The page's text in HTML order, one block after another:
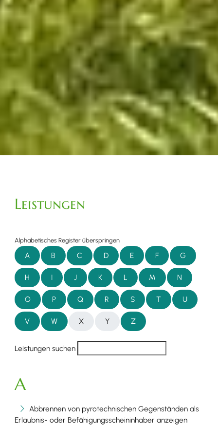
Leistungen
Alphabetisches Register überspringen
A B C D E F G
H I J K L M N
O P Q R S T U
V W X Y Z
Leistungen suchen
A
Abbrennen von pyrotechnischen Gegenständen als
Erlaubnis- oder Befähigungsscheininhaber anzeigen